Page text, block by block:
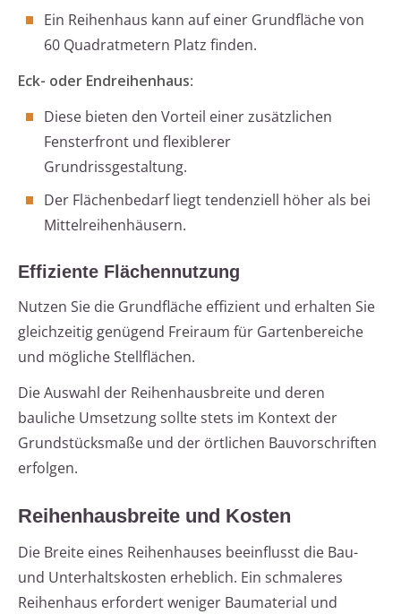
Ein Reihenhaus kann auf einer Grundfläche von
60 Quadratmetern Platz finden.
Eck- oder Endreihenhaus:
Diese bieten den Vorteil einer zusätzlichen
Fensterfront und flexiblerer
Grundrissgestaltung.
Der Flächenbedarf liegt tendenziell höher als bei
Mittelreihenhäusern.
Effiziente Flächennutzung
Nutzen Sie die Grundfläche effizient und erhalten Sie
gleichzeitig genügend Freiraum für Gartenbereiche
und mögliche Stellflächen.
Die Auswahl der Reihenhausbreite und deren
bauliche Umsetzung sollte stets im Kontext der
Grundstücksmaße und der örtlichen Bauvorschriften
erfolgen.
Reihenhausbreite und Kosten
Die Breite eines Reihenhauses beeinflusst die Bau-
und Unterhaltskosten erheblich. Ein schmaleres
Reihenhaus erfordert weniger Baumaterial und